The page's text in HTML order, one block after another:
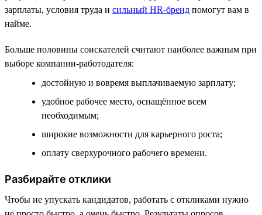
зарплаты, условия труда и сильный HR-бренд помогут вам в
найме.
Больше половины соискателей считают наиболее важным при
выборе компании-работодателя:
достойную и вовремя выплачиваемую зарплату;
удобное рабочее место, оснащённое всем
необходимым;
широкие возможности для карьерного роста;
оплату сверхурочного рабочего времени.
Разбирайте отклики
Чтобы не упускать кандидатов, работать с откликами нужно